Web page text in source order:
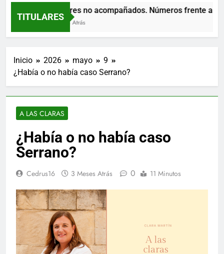
TITULARES
Menores no acompañados. Números frente al ruido
2 Horas Atrás
Inicio 2026 mayo
9
¿Había o no había caso Serrano?
A LAS CLARAS
¿Había o no había caso
Serrano?
Cedrus16 3 Meses Atrás 0 11 Minutos